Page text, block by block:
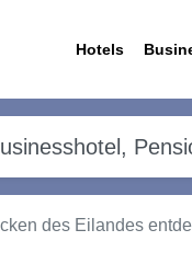
Hotels
des Eilandes